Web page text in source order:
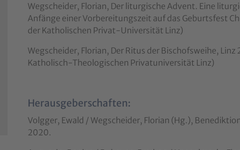
Wegscheider, Florian, Der liturgische Advent. Eine
Anfänge einer Vorbereitungszeit auf das Geburtsfest
der Katholischen Privat-Universität Linz)
Wegscheider, Florian, Der Ritus der Bischofsweihe,
Katholisch-Theologischen Privatuniversität Linz)
Herausgeberschaften:
Volgger, Ewald / Wegscheider, Florian (Hg.),
2020.